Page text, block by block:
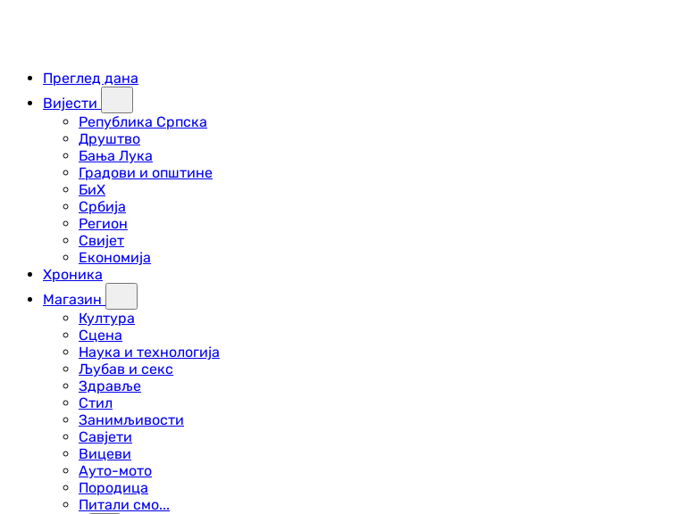
Преглед дана
Вијести
Република Српска
Друштво
Бања Лука
Градови и општине
БиХ
Србија
Регион
Свијет
Економија
Хроника
Магазин
Култура
Сцена
Наука и технологија
Љубав и секс
Здравље
Стил
Занимљивости
Савјети
Вицеви
Ауто-мото
Породица
Питали смо...